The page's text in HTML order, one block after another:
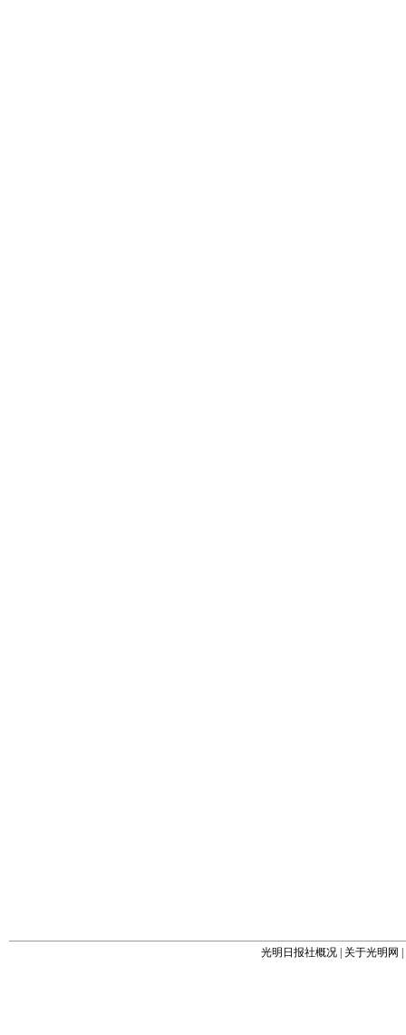
光明日报社概况 关于光明网